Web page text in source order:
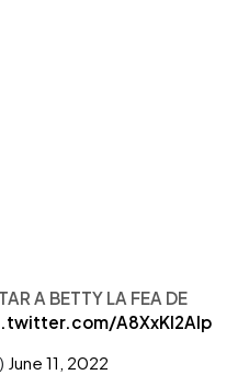
A BETTY LA FEA DE
A8XxKI2Alp
June 11, 2022